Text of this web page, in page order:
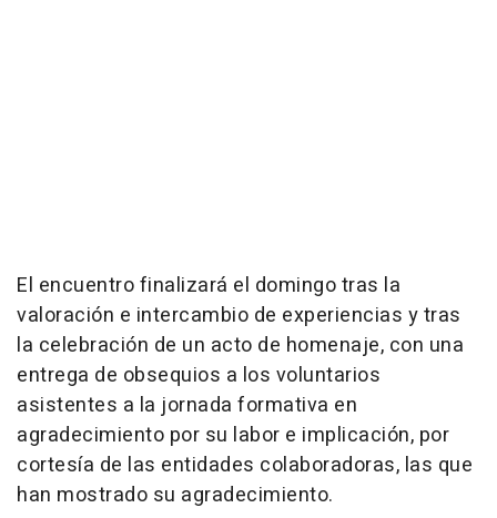
El encuentro finalizará el domingo tras la
valoración e intercambio de experiencias y tras
la celebración de un acto de homenaje, con una
entrega de obsequios a los voluntarios
asistentes a la jornada formativa en
agradecimiento por su labor e implicación, por
cortesía de las entidades colaboradoras, las que
han mostrado su agradecimiento.